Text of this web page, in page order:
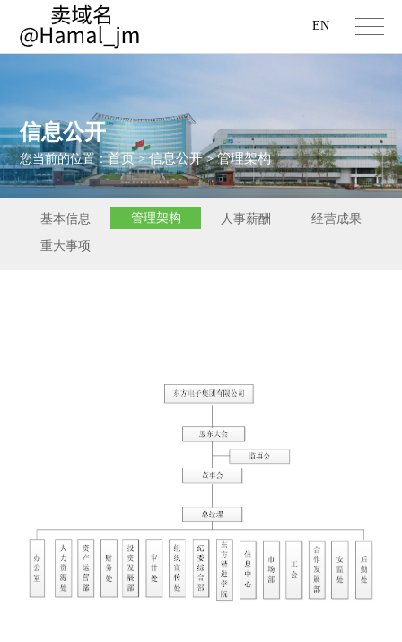
EN
信息公开
您当前的位置：首页>信息公开>管理架构
基本信息 管理架构 人事薪酬
经营成果
重大事项